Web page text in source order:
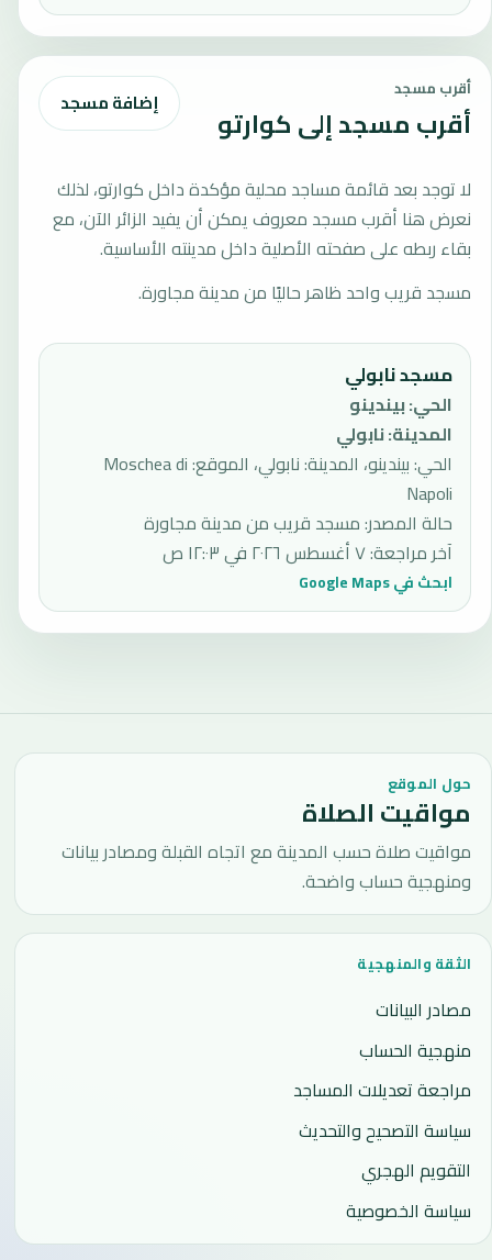
أقرب مسجد
أقرب مسجد إلى كوارتو إضافة مسجد
لا توجد بعد قائمة مساجد محلية مؤكدة داخل كوارتو، لذلك
نعرض هنا أقرب مسجد معروف يمكن أن يفيد الزائر الآن، مع
بقاء ربطه على صفحته الأصلية داخل مدينته الأساسية.
مسجد قريب واحد ظاهر حاليًا من مدينة مجاورة.
مسجد نابولي
الحي:بيندينو
المدينة:نابولي
الحي: بيندينو، المدينة: نابولي، الموقع: Moschea di
Napoli
حالة المصدر:مسجد قريب من مدينة مجاورة
آخر مراجعة:٧ أغسطس ٢٠٢٦ في ١٢:٠٣ ص
ابحث في Google Maps
حول الموقع
مواقيت الصلاة
مواقيت صلاة حسب المدينة مع اتجاه القبلة ومصادر بيانات
ومنهجية حساب واضحة.
الثقة والمنهجية
مصادر البيانات
منهجية الحساب
مراجعة تعديلات المساجد
سياسة التصحيح والتحديث
التقويم الهجري
سياسة الخصوصية